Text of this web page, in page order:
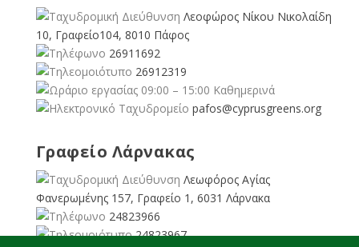
Λεοφώρος Νίκου Νικολαίδη
10, Γραφείο104, 8010 Πάφος
26911692
26912319
09:00 – 15:00 Καθημερινά
pafos@cyprusgreens.org
Γραφείο Λάρνακας
Λεωφόρος Αγίας
Φανερωμένης 157, Γραφείο 1, 6031 Λάρνακα
24823966
24823967